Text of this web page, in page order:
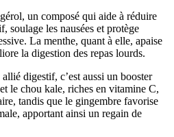
un composé qui aide à réduire
soulage les nausées et protège
La menthe, quant à elle, apaise
la digestion des repas lourds.
digestif, c’est aussi un booster
le chou kale, riches en vitamine C,
tandis que le gingembre favorise
apportant ainsi un regain de